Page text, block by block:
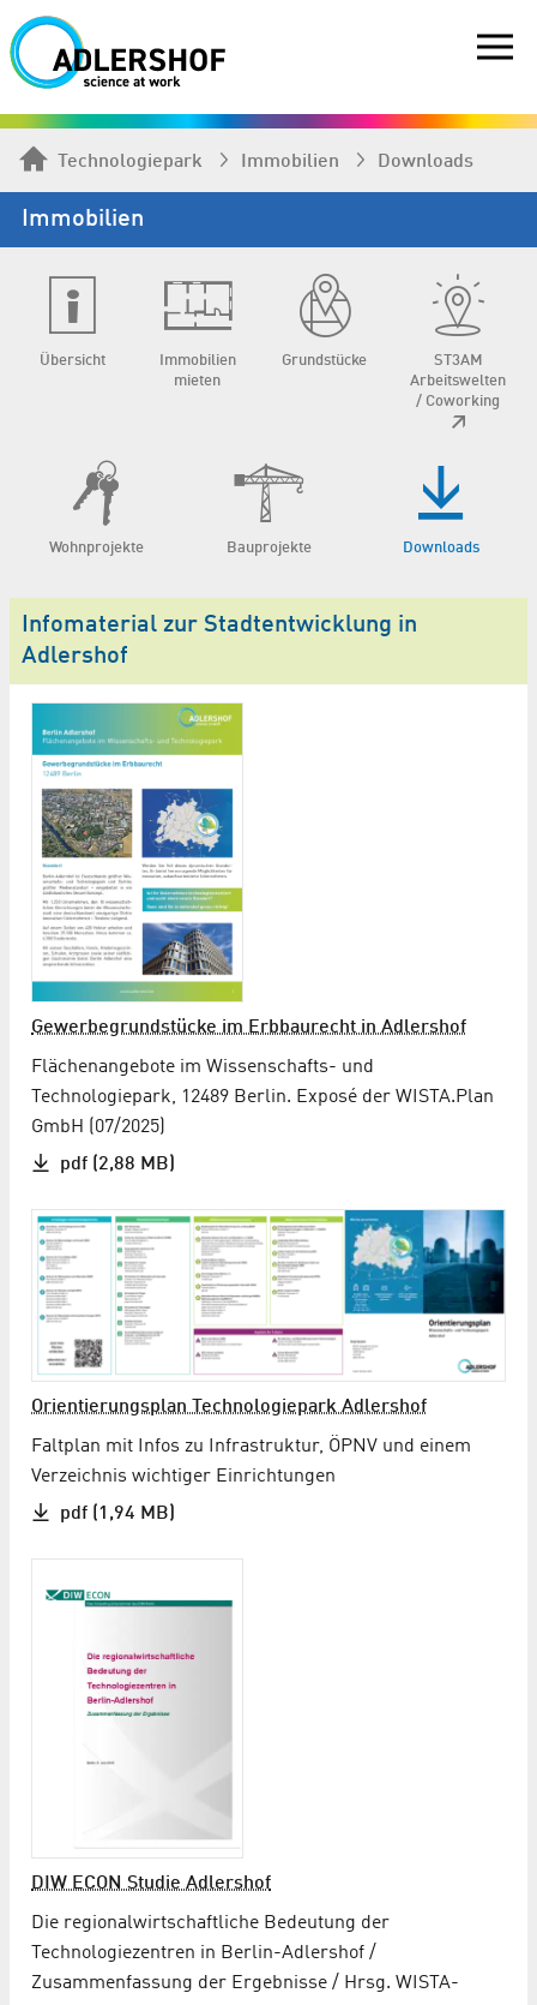
Technologiepark Immobilien Downloads
Immobilien
Übersicht
Immobilien
mieten
Grundstücke
ST3AM
Arbeitswelten
/ Coworking
Wohnprojekte Bauprojekte Downloads
Infomaterial zur Stadtentwicklung in
Adlershof
Gewerbegrundstücke im Erbbaurecht in Adlershof
Flächenangebote im Wissenschafts- und
Technologiepark, 12489 Berlin. Exposé der WISTA.Plan
GmbH (07/2025)
pdf (2,88 MB)
Orientierungs­plan Techno­logie­park Adlershof
Faltplan mit Infos zu Infra­struktur, ÖPNV und einem
Verzeichnis wichtiger Einrichtungen
pdf (1,94 MB)
DIW ECON Studie Adlershof
Die regionalwirtschaftliche Bedeutung der
Technologiezentren in Berlin-Adlershof /
Zusammenfassung der Ergebnisse / Hrsg. WISTA-